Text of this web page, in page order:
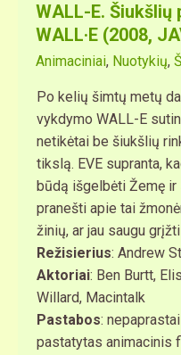
WALL-E.
WALL·E (2008,
Animaciniai, Nuotykių,
Po kelių šimtų metų
vykdymo WALL-E
netikėtai be šiukšlių
tikslą. EVE supranta,
būdą išgelbėti Žemę
pranešti apie tai
žinių, ar jau saugu
Režisierius: Andrew
Aktoriai: Ben Burtt,
Willard, Macintalk
Pastabos:
pastatytas animacinis